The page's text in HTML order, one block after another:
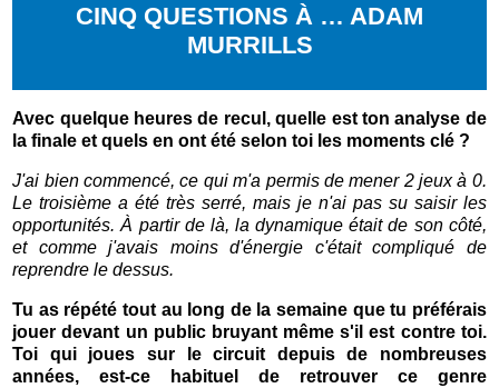
CINQ QUESTIONS À … ADAM
MURRILLS
Avec quelque heures de recul, quelle est ton analyse de
la finale et quels en ont été selon toi les moments clé ?
J'ai bien commencé, ce qui m'a permis de mener 2 jeux à 0.
Le troisième a été très serré, mais je n'ai pas su saisir les
opportunités. À partir de là, la dynamique était de son côté,
et comme j'avais moins d'énergie c'était compliqué de
reprendre le dessus.
Tu as répété tout au long de la semaine que tu préférais
jouer devant un public bruyant même s'il est contre toi.
Toi qui joues sur le circuit depuis de nombreuses
années, est-ce habituel de retrouver ce genre